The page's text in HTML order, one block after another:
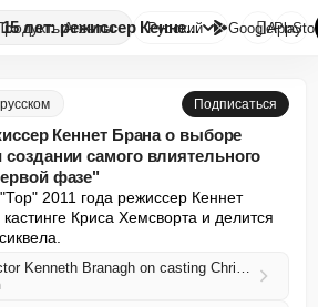
Агенты
лет: режиссер Кенне...
Русский GooglePlay

Подписаться
Кеннет Брана о выборе
создании самого влиятельного
фазе"
2011 года режиссер Кеннет
Криса Хемсворта и делится
'Thor' at 15: Director Kenneth Branagh on casting Chris Hemsworth and making Marvel's most influential Phase One movie